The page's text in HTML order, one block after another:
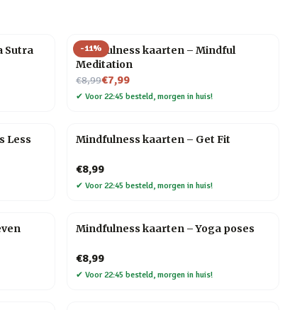
Sutra -11%
Mindfulness kaarten – Mindful
Meditation
€8,99
Nu voor€7,99
✔ Voor 22:45 besteld, morgen in huis!
Less Mindfulness kaarten – Get Fit
€8,99
✔ Voor 22:45 besteld, morgen in huis!
Mindfulness kaarten – Yoga poses
€8,99
✔ Voor 22:45 besteld, morgen in huis!